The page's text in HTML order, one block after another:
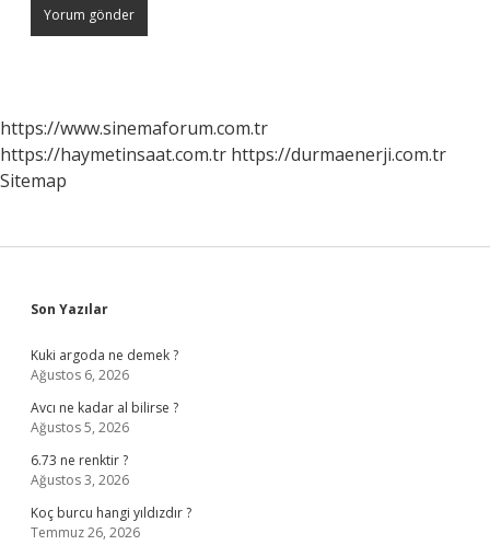
https://www.sinemaforum.com.tr
https://haymetinsaat.com.tr https://durmaenerji.com.tr
Sitemap
Sidebar
Son Yazılar
Kuki argoda ne demek ?
Ağustos 6, 2026
Avcı ne kadar al bilirse ?
Ağustos 5, 2026
6.73 ne renktir ?
Ağustos 3, 2026
Koç burcu hangi yıldızdır ?
Temmuz 26, 2026